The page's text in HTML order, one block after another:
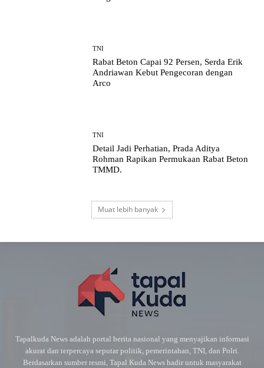
TNI
Rabat Beton Capai 92 Persen, Serda Erik
Andriawan Kebut Pengecoran dengan
Arco
TNI
Detail Jadi Perhatian, Prada Aditya
Rohman Rapikan Permukaan Rabat Beton
TMMD.
Muat lebih banyak
Tapalkuda News adalah portal berita nasional yang menyajikan informasi
akurat dan terpercaya seputar politik, pemerintahan, TNI, dan Polri.
Berdasarkan sumber resmi, Tapal Kuda News hadir untuk masyarakat